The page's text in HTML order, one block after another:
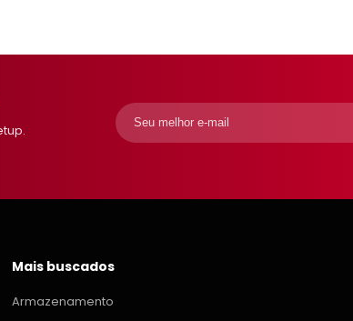
Mais buscados
Armazenamento